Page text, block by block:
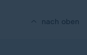
nach oben